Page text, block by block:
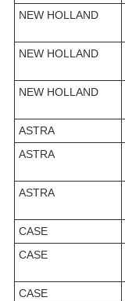
NEW HOLLAND
NEW HOLLAND
NEW HOLLAND
ASTRA
ASTRA
ASTRA
CASE
CASE
CASE